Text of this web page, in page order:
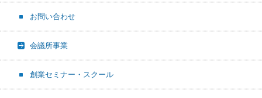
お問い合わせ
会議所事業
創業セミナー・スクール